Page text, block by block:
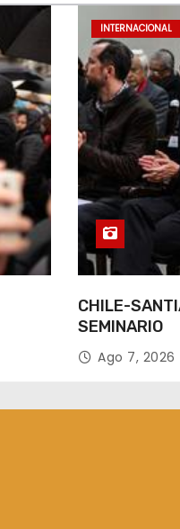
INTERNACIONAL
CHILE-
SEMINARIO
Ago 7, 2026